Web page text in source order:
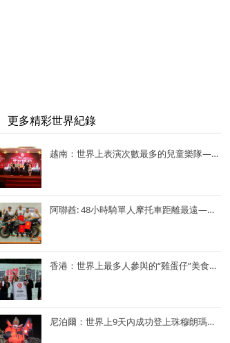
越南：世界上表演次數最多的兒童樂隊——Vo Thanh Trang School Marching Band
阿聯酋: 48小時騎單人摩托車距離最遠—— Lotfi Hamrouni
香港：世界上最多人參與的“雞蛋仔”美食活動——謝霆鋒陳奕迅香港“雞蛋仔”美食活動
尼泊爾：世界上9天內成功登上珠穆朗瑪峰次數最多—— Kame Sherpa
更多精彩世界紀錄